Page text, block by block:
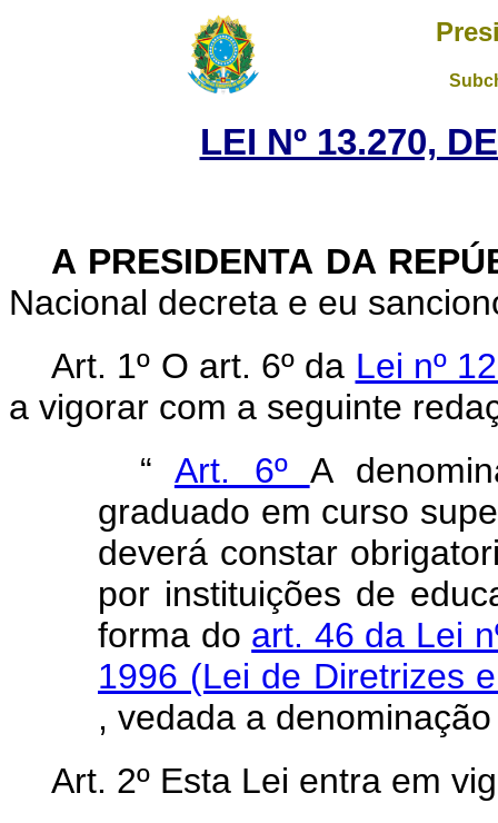
LEI Nº 13.270,
A PRESIDENTA DA
Nacional decreta e eu
Art. 1º O art. 6º da Lei nº
a vigorar com a seguinte
“ Art. 6º A
graduado em curso
deverá constar
por instituições de
forma do art. 46 da Lei
1996 (Lei de Diretrizes
, vedada a denominação
Art. 2º Esta Lei entra em